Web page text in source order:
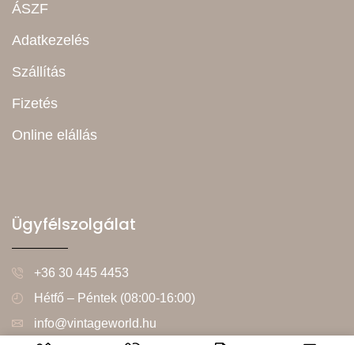
ÁSZF
Adatkezelés
Szállítás
Fizetés
Online elállás
Ügyfélszolgálat
+36 30 445 4453
Hétfő – Péntek (08:00-16:00)
info@vintageworld.hu